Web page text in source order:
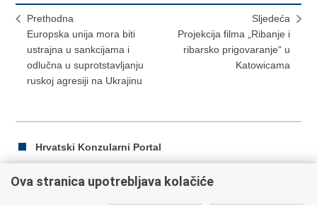
Prethodna
Europska unija mora biti
ustrajna u sankcijama i
odlučna u suprotstavljanju
ruskoj agresiji na Ukrajinu
Sljedeća
Projekcija filma „Ribanje i
ribarsko prigovaranje“ u
Katowicama
Hrvatski Konzularni Portal
Ova stranica upotrebljava kolačiće